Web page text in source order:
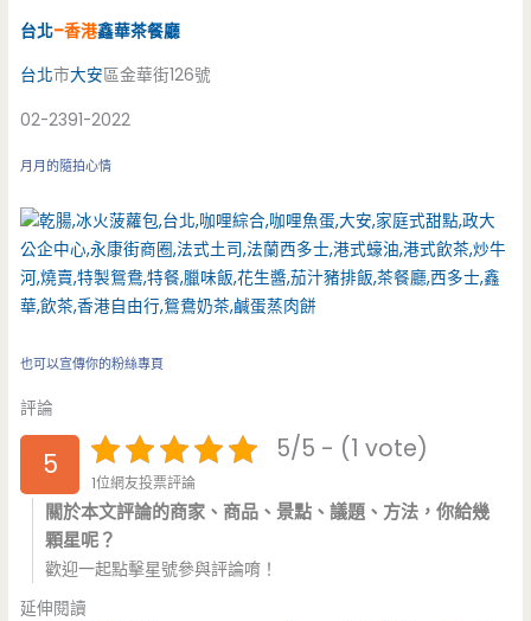
台北–香港鑫華茶餐廳
台北市大安區金華街126號
02-2391-2022
月月的隨拍心情
也可以宣傳你的粉絲專頁
評論
5 5/5 - (1 vote)
1位網友投票評論
關於本文評論的商家、商品、景點、議題、方法，你給幾
顆星呢？
歡迎一起點擊星號參與評論唷！
延伸閱讀